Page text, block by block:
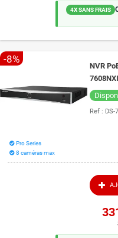
identifier la scène
Avantages pour
Recherche intuitive: les
chacun peut écrire
Analyse plus précise: la
rapprocher le contenu
4X SANS FRAIS
-8%
NVR
Ref : DS-
Pro Series
8 caméras max